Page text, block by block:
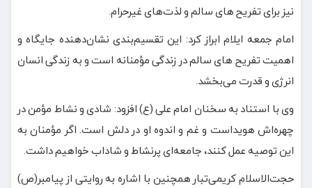
نیز برای تفریح های سالم و لذت‌های غیرحرام.
امام جمعه ایلام ابراز کرد: این تقسیم‌بندی نشان‌دهنده جایگاه و
اهمیت تفریح های سالم در زندگی مؤمنانه است و به زندگی انسان
انرژی و قدرت می‌بخشد.
وی با استناد به سخنان امام علی (ع) افزود: شادی و نشاط مؤمن در
چهره‌اش هویداست و غم و اندوه او در دلش است. اگر مؤمنان به
این توصیه عمل کنند، جامعه‌ای پرنشاط و شاداب خواهیم داشت.
حجت‌الاسلام کریمی‌تبار همچنین با اشاره به روایتی از پیامبر(ص)